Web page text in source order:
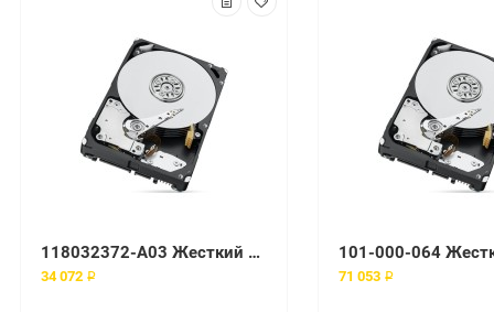
118032372-A03 Жесткий диск EMC
34 072 ₽ 71 053 ₽